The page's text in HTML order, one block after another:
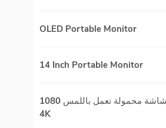
OLED Portable Monitor
14 Inch Portable Monitor
شاشة محمولة تعمل باللمس 1080P /
4K